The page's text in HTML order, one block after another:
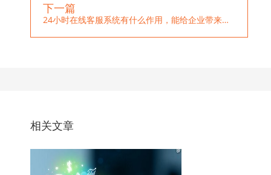
下一篇
24小时在线客服系统有什么作用，能给企业带来哪些好处？
相关文章